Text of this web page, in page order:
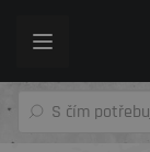
Toggle